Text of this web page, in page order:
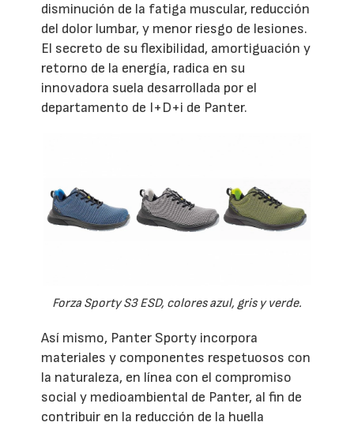
disminución de la fatiga muscular, reducción
del dolor lumbar, y menor riesgo de lesiones.
El secreto de su flexibilidad, amortiguación y
retorno de la energía, radica en su
innovadora suela desarrollada por el
departamento de I+D+i de Panter.
Forza Sporty S3 ESD, colores azul, gris y verde.
Así mismo, Panter Sporty incorpora
materiales y componentes respetuosos con
la naturaleza, en línea con el compromiso
social y medioambiental de Panter, al fin de
contribuir en la reducción de la huella